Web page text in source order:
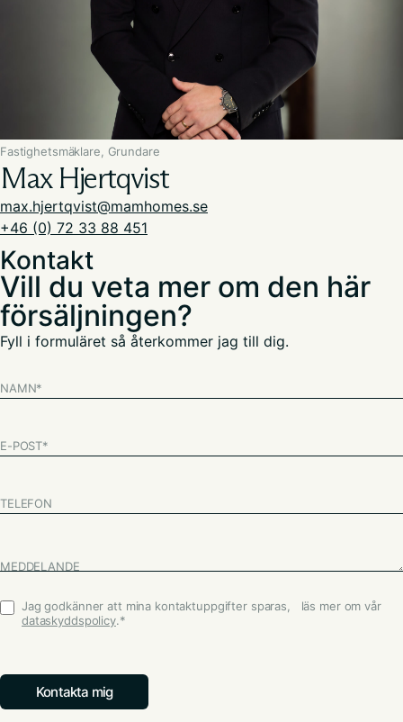
Fastighetsmäklare, Grundare
Max Hjertqvist
max.hjertqvist@mamhomes.se
+46 (0) 72 33 88 451
Kontakt
Vill du veta mer om den här
försäljningen?
Fyll i formuläret så återkommer jag till dig.
NAMN*
E-POST*
TELEFON
MEDDELANDE
Godkännande*
Jag godkänner att mina kontaktuppgifter sparas, läs mer om vår
dataskyddspolicy.*
Kontakta mig